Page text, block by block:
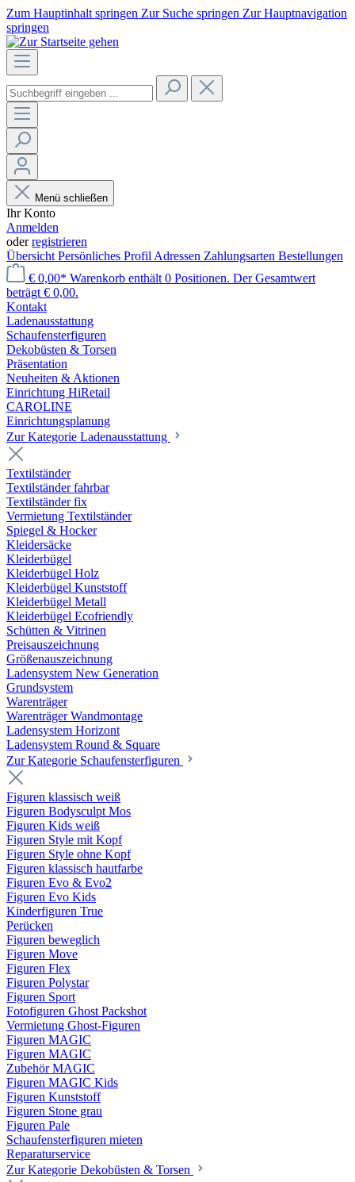
Zum Hauptinhalt springen Zur Suche springen Zur Hauptnavigation
springen
Menü schließen
Ihr Konto
Anmelden
oderregistrieren
Übersicht Persönliches Profil Adressen Zahlungsarten Bestellungen
€ 0,00* Warenkorb enthält 0 Positionen. Der Gesamtwert
beträgt € 0,00.
Kontakt
Laden­ausstattung
Schaufenster­figuren
Dekobüsten & Torsen
Präsentation
Neuheiten & Aktionen
Einrichtung HiRetail
CAROLINE
Einrichtungsplanung
Zur Kategorie Laden­ausstattung
Textilständer
Textilständer fahrbar
Textilständer fix
Vermietung Textilständer
Spiegel & Hocker
Kleidersäcke
Kleiderbügel
Kleiderbügel Holz
Kleiderbügel Kunststoff
Kleiderbügel Metall
Kleiderbügel Ecofriendly
Schütten & Vitrinen
Preisauszeichnung
Größenauszeichnung
Ladensystem New Generation
Grundsystem
Warenträger
Warenträger Wandmontage
Ladensystem Horizont
Ladensystem Round & Square
Zur Kategorie Schaufenster­figuren
Figuren klassisch weiß
Figuren Bodysculpt Mos
Figuren Kids weiß
Figuren Style mit Kopf
Figuren Style ohne Kopf
Figuren klassisch hautfarbe
Figuren Evo & Evo2
Figuren Evo Kids
Kinderfiguren True
Perücken
Figuren beweglich
Figuren Move
Figuren Flex
Figuren Polystar
Figuren Sport
Fotofiguren Ghost Packshot
Vermietung Ghost-Figuren
Figuren MAGIC
Figuren MAGIC
Zubehör MAGIC
Figuren MAGIC Kids
Figuren Kunststoff
Figuren Stone grau
Figuren Pale
Schaufensterfiguren mieten
Reparaturservice
Zur Kategorie Dekobüsten & Torsen